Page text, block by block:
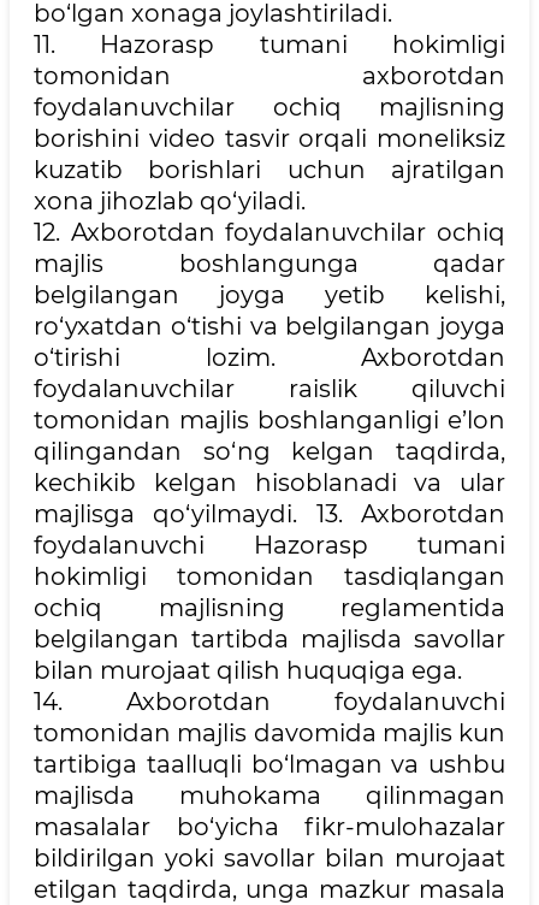
bo‘lgan xonaga joylashtiriladi.
11. Hazorasp tumani hokimligi
tomonidan axborotdan
foydalanuvchilar ochiq majlisning
borishini video tasvir orqali moneliksiz
kuzatib borishlari uchun ajratilgan
xona jihozlab qo‘yiladi.
12. Axborotdan foydalanuvchilar ochiq
majlis boshlangunga qadar
belgilangan joyga yetib kelishi,
ro‘yxatdan o‘tishi va belgilangan joyga
o‘tirishi lozim. Axborotdan
foydalanuvchilar raislik qiluvchi
tomonidan majlis boshlanganligi e’lon
qilingandan so‘ng kelgan taqdirda,
kechikib kelgan hisoblanadi va ular
majlisga qo‘yilmaydi. 13. Axborotdan
foydalanuvchi Hazorasp tumani
hokimligi tomonidan tasdiqlangan
ochiq majlisning reglamentida
belgilangan tartibda majlisda savollar
bilan murojaat qilish huquqiga ega.
14. Axborotdan foydalanuvchi
tomonidan majlis davomida majlis kun
tartibiga taalluqli bo‘lmagan va ushbu
majlisda muhokama qilinmagan
masalalar bo‘yicha fikr-mulohazalar
bildirilgan yoki savollar bilan murojaat
etilgan taqdirda, unga mazkur masala